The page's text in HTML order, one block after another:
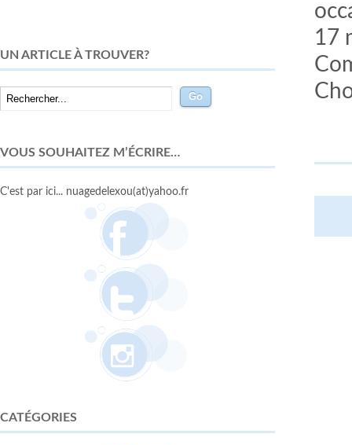
17
UN ARTICLE À TROUVER?
VOUS SOUHAITEZ M’ÉCRIRE…
C'est par ici... nuagedelexou(at)yahoo.fr
CATÉGORIES